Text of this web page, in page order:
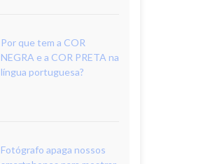
Por que tem a COR
NEGRA e a COR PRETA na
língua portuguesa?
Fotógrafo apaga nossos